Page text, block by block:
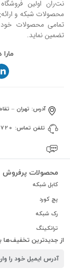
نت‌ران اولین
محصولات شبکه و
تمامی محصولات
تضمین نماید.
آدرس: تهران –
تلفن تماس:
محصولات پرفروش
کابل شبکه
پچ کورد
رک شبکه
ترانکینگ
از جدیدترین تخفیف‌ها